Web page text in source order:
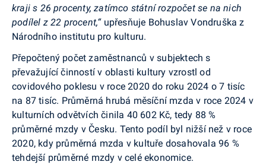
kraji s 26 procenty, zatímco státní rozpočet se na nich
podílel z 22 procent,“upřesňuje Bohuslav Vondruška z
Národního institutu pro kulturu.
Přepočtený počet zaměstnanců v subjektech s
převažující činností v oblasti kultury vzrostl od
covidového poklesu v roce 2020 do roku 2024 o 7 tisíc
na 87 tisíc. Průměrná hrubá měsíční mzda v roce 2024 v
kulturních odvětvích činila 40 602 Kč, tedy 88 %
průměrné mzdy v Česku. Tento podíl byl nižší než v roce
2020, kdy průměrná mzda v kultuře dosahovala 96 %
tehdejší průměrné mzdy v celé ekonomice.